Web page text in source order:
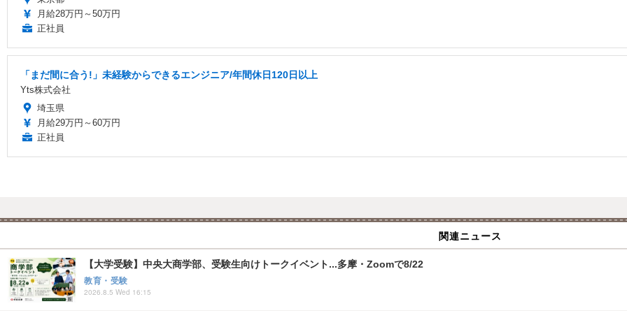
月給28万円～50万円
正社員
「まだ間に合う!」未経験からできるエンジニア/年間休日120日以上
Yts株式会社
埼玉県
月給29万円～60万円
正社員
関連ニュース
【大学受験】中央大商学部、受験生向けトークイベント...多摩・Zoomで8/22
教育・受験
2026.8.5 Wed 16:15